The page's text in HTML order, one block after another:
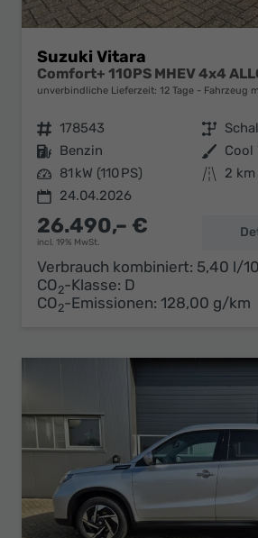
Suzuki Vitara
unverbindliche Lieferzeit: 12 Tage Fahrzeug
Fahrzeugnr. 178543 Getriebe
Kraftstoff Benzin Außenfarbe
Leistung 81 kW (110 PS) Kilometerstand
2 km
24.04.2026
26.490,– €
incl. 19% MwSt.
Verbrauch kombiniert: 5,40 l/
CO2-Klasse: D
CO2-Emissionen: 128,00 g/km